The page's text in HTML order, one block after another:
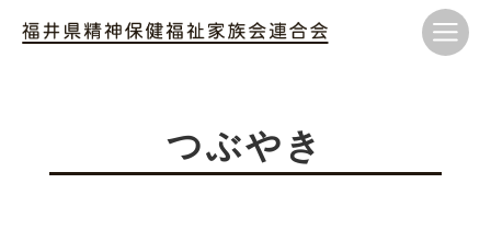
つぶやき